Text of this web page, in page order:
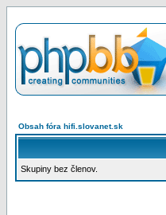
Obsah fóra hifi.slovanet.sk
Skupiny bez členov.